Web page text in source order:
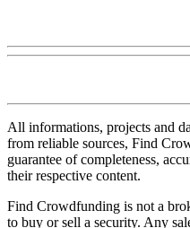
All informations, projects and
from reliable sources, Find
guarantee of completeness,
their respective content.
Find Crowdfunding is not a
to buy or sell a security. Any